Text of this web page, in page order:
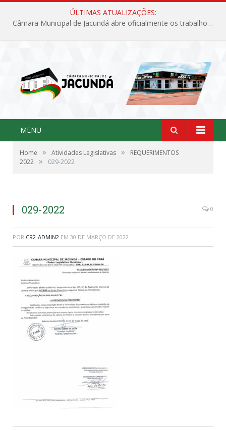
ÚLTIMAS ATUALIZAÇÕES:
Câmara Municipal de Jacundá abre oficialmente os trabalhos legislativos de 2026
MENU
Home » Atividades Legislativas »
REQUERIMENTOS
2022 » 029-2022
029-2022 0
POR CR2-ADMIN2 EM 30 DE MARÇO DE 2022